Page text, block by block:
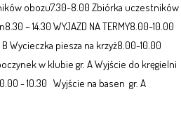
obozu7.30-8.00 Zbiórka uczestników
– 14.30 WYJAZD NA TERMY8.00-10.00
Wycieczka piesza na krzyż8.00-10.00
w klubie gr. A Wyjście do kręgielni
- 10.30 Wyjście na basen gr. A